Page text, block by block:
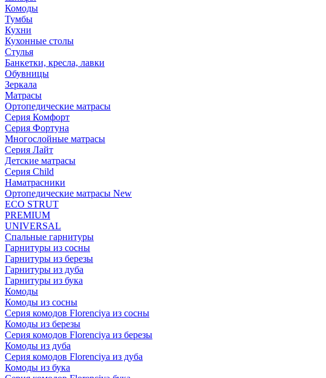
Комоды
Тумбы
Кухни
Кухонные столы
Стулья
Банкетки, кресла, лавки
Обувницы
Зеркала
Матрасы
Ортопедические матрасы
Серия Комфорт
Серия Фортуна
Многослойные матрасы
Серия Лайт
Детские матрасы
Серия Child
Наматрасники
Ортопедические матрасы New
ECO STRUT
PREMIUM
UNIVERSAL
Спальные гарнитуры
Гарнитуры из сосны
Гарнитуры из березы
Гарнитуры из дуба
Гарнитуры из бука
Комоды
Комоды из сосны
Серия комодов Florenciya из сосны
Комоды из березы
Серия комодов Florenciya из березы
Комоды из дуба
Серия комодов Florenciya из дуба
Комоды из бука